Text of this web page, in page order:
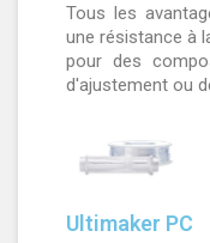
Tous les
une résistance à
pour des
d'ajustement ou
Ultimaker PC